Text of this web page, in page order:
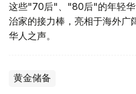
这些"70后"、"80后"的年轻华
治家的接力棒，亮相于海外广
华人之声。
黄金储备